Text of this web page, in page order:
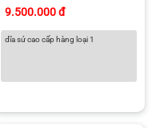
9.500.000 đ
dĩa sứ cao cấp hàng loại 1